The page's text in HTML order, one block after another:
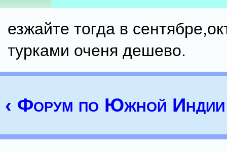
езжайте тогда в
турками оченя дешево.
‹ Форум по Южной